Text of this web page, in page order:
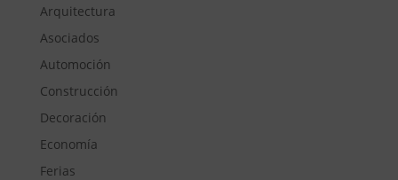
Arquitectura
Asociados
Automoción
Construcción
Decoración
Economía
Ferias